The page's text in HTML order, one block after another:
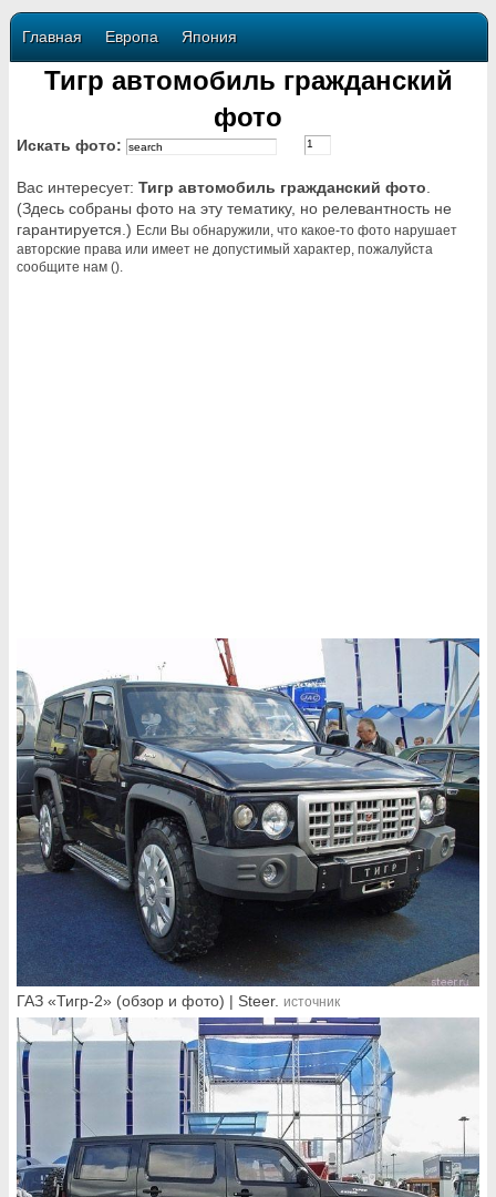
Главная Европа Япония
Тигр автомобиль гражданский
фото
Искать фото:
Вас интересует: Тигр автомобиль гражданский фото
(Здесь собраны фото на эту тематику, но релевантность не
гарантируется.) Если Вы обнаружили, что какое-то фото нарушает
авторские права или имеет не допустимый характер, пожалуйста
сообщите нам ().
ГАЗ «Тигр-2» (обзор и фото) | Steer. источник